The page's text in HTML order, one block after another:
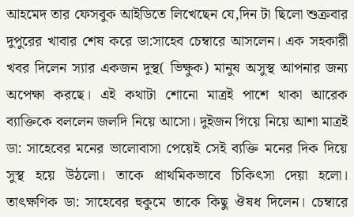
আহমেদ তার ফেসবুক আইডিতে লিখেছেন যে,দিন টা ছিলো শুক্রবার
দুপুরের খাবার শেষ করে ডা:সাহেব চেম্বারে আসলেন। এক সহকারী
খবর দিলেন স্যার একজন দুস্থ( ভিক্ষুক) মানুষ অসুস্থ আপনার জন্য
অপেক্ষা করছে। এই কথাটা শোনো মাত্রই পাশে থাকা আরেক
ব্যাক্তিকে বললেন জলদি নিয়ে আসো। দুইজন গিয়ে নিয়ে আশা মাত্রই
ডা: সাহেবের মনের ভালোবাসা পেয়েই সেই ব্যক্তি মনের দিক দিয়ে
সুস্থ হয়ে উঠলো। তাকে প্রাথমিকভাবে চিকিৎসা দেয়া হলো।
তাৎক্ষণিক ডা: সাহেবের হুকুমে তাকে কিছু ঔষধ দিলেন। চেম্বারে